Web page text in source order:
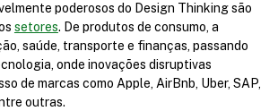
poderosos do Design Thinking são
setores. De produtos de consumo, a
saúde, transporte e finanças, passando
onde inovações disruptivas
de marcas como Apple, AirBnb, Uber, SAP,
outras.